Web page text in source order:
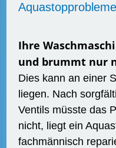
Aquastopprobleme
Ihre
und brummt nur
Dies kann an einer
liegen. Nach
Ventils müsste das
nicht, liegt ein
fachmännisch